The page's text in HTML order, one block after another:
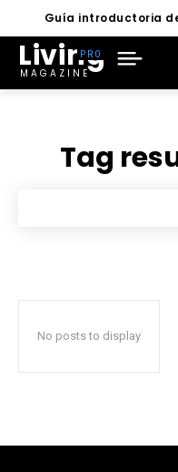
Guía introductoria
Living
MAGAZINE
Tag
No posts to display